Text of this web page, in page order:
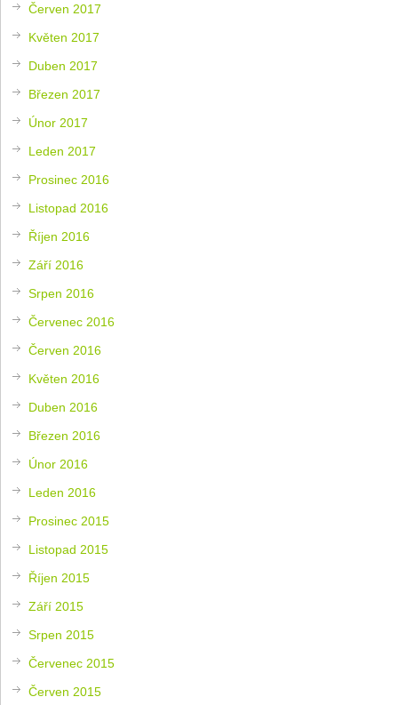
Červen 2017
Květen 2017
Duben 2017
Březen 2017
Únor 2017
Leden 2017
Prosinec 2016
Listopad 2016
Říjen 2016
Září 2016
Srpen 2016
Červenec 2016
Červen 2016
Květen 2016
Duben 2016
Březen 2016
Únor 2016
Leden 2016
Prosinec 2015
Listopad 2015
Říjen 2015
Září 2015
Srpen 2015
Červenec 2015
Červen 2015